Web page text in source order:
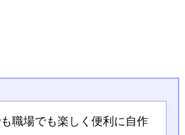
職場でも楽しく便利に自作